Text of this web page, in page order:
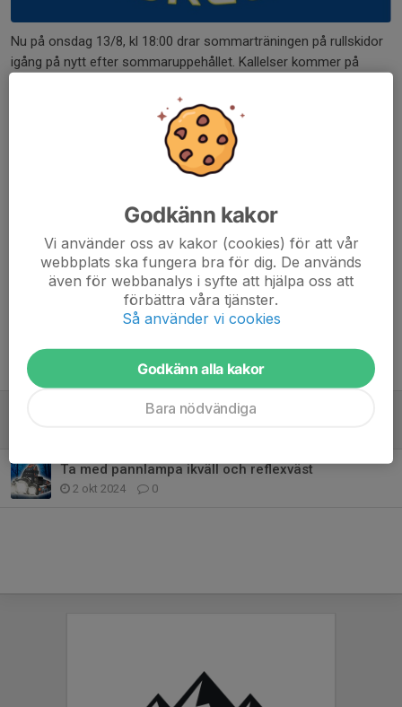
Nu på onsdag 13/8, kl 18:00 drar sommarträningen på rullskidor
igång på nytt efter sommaruppehållet. Kallelser kommer på
Kommentarer
Tidigare nyheter
Dags igen för sommarträning på rullskidor
Ta med pannlampa ikväll och reflexväst
2 okt 2024 0
Godkänn kakor
Vi använder oss av kakor (cookies) för att vår
webbplats ska fungera bra för dig. De används
även för webbanalys i syfte att hjälpa oss att
förbättra våra tjänster.
Så använder vi cookies
Godkänn alla kakor
Bara nödvändiga